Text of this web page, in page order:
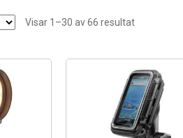
Visar 1–30 av 66 resultat